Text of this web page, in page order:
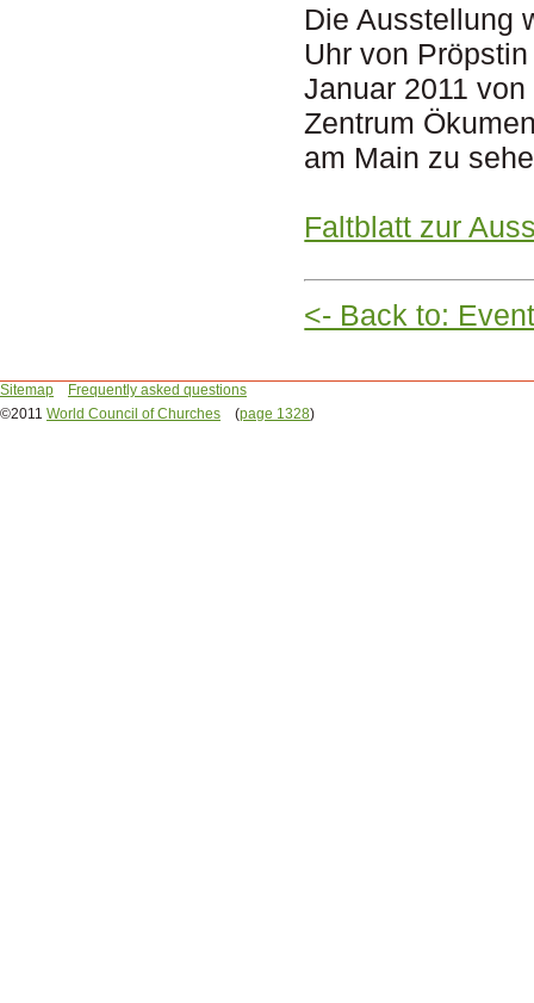
Die Ausstellung
Uhr von
Januar 2011
Zentrum
am Main zu
Faltblatt zur
<- Back to:
Sitemap
Frequently asked questions
©2011 World Council of Churches (page 1328)